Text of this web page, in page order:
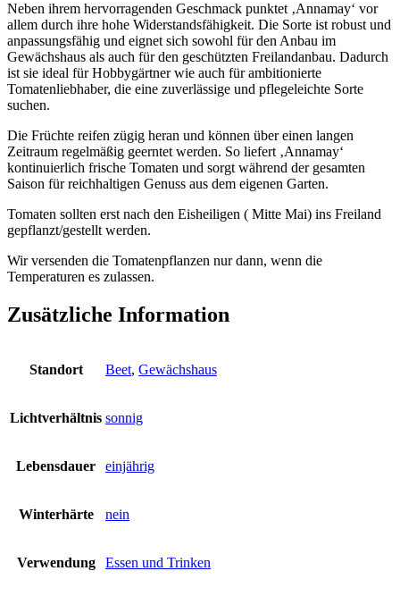
Neben ihrem hervorragenden Geschmack punktet ‚Annamay‘ vor
allem durch ihre hohe Widerstandsfähigkeit. Die Sorte ist robust und
anpassungsfähig und eignet sich sowohl für den Anbau im
Gewächshaus als auch für den geschützten Freilandanbau. Dadurch
ist sie ideal für Hobbygärtner wie auch für ambitionierte
Tomatenliebhaber, die eine zuverlässige und pflegeleichte Sorte
suchen.
Die Früchte reifen zügig heran und können über einen langen
Zeitraum regelmäßig geerntet werden. So liefert ‚Annamay‘
kontinuierlich frische Tomaten und sorgt während der gesamten
Saison für reichhaltigen Genuss aus dem eigenen Garten.
Tomaten sollten erst nach den Eisheiligen ( Mitte Mai) ins Freiland
gepflanzt/gestellt werden.
Wir versenden die Tomatenpflanzen nur dann, wenn die
Temperaturen es zulassen.
Zusätzliche Information
Standort Beet, Gewächshaus
Lichtverhältnis sonnig
Lebensdauer einjährig
Winterhärte nein
Verwendung Essen und Trinken